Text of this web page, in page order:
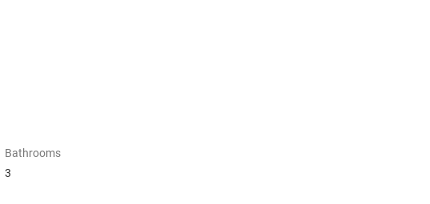
Bathrooms
3